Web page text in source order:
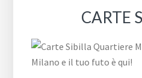
CARTE